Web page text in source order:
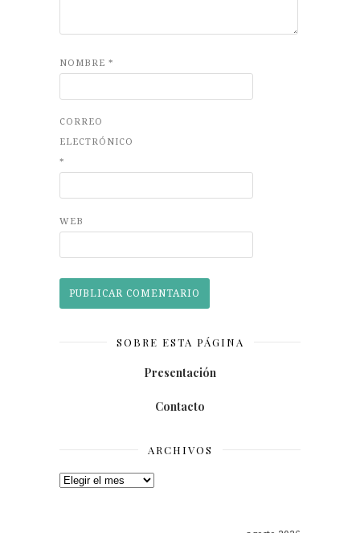
NOMBRE *
CORREO
ELECTRÓNICO
*
WEB
SOBRE ESTA PÁGINA
Presentación
Contacto
ARCHIVOS
Archivos